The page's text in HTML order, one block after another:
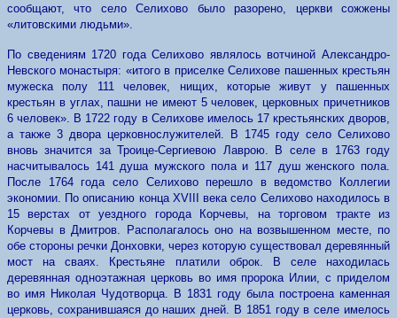
сообщают, что село Селихово было разорено, церкви сожжены
«литовскими людьми».
По сведениям 1720 года Селихово являлось вотчиной Александро-
Невского монастыря: «итого в приселке Селихове пашенных крестьян
мужеска полу 111 человек, нищих, которые живут у пашенных
крестьян в углах, пашни не имеют 5 человек, церковных причетников
6 человек». В 1722 году в Селихове имелось 17 крестьянских дворов,
а также 3 двора церковнослужителей. В 1745 году село Селихово
вновь значится за Троице-Сергиевою Лаврою. В селе в 1763 году
насчитывалось 141 душа мужского пола и 117 душ женского пола.
После 1764 года село Селихово перешло в ведомство Коллегии
экономии. По описанию конца XVIII
века село Селихово находилось в
15 верстах от уездного города Корчевы, на торговом тракте из
Корчевы в Дмитров. Располагалось оно на возвышенном месте, по
обе стороны речки Донховки, через которую существовал деревянный
мост на сваях. Крестьяне платили оброк. В селе находилась
деревянная одноэтажная церковь во имя пророка Илии, с приделом
во имя Николая Чудотворца. В 1831 году была построена каменная
церковь, сохранившаяся до наших дней. В 1851 году в селе имелось